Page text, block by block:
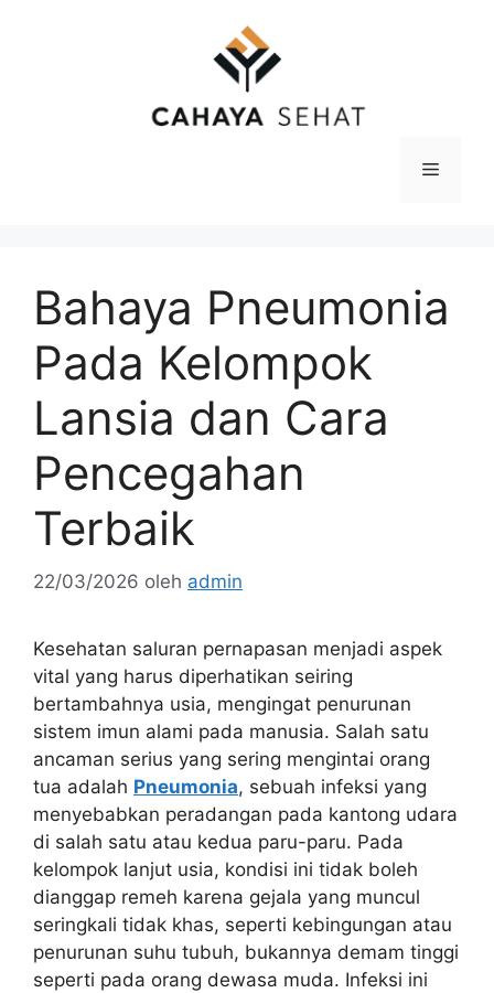
Menu
Bahaya Pneumonia
Pada Kelompok
Lansia dan Cara
Pencegahan
Terbaik
22/03/2026 oleh admin
Kesehatan saluran pernapasan menjadi aspek
vital yang harus diperhatikan seiring
bertambahnya usia, mengingat penurunan
sistem imun alami pada manusia. Salah satu
ancaman serius yang sering mengintai orang
tua adalah Pneumonia, sebuah infeksi yang
menyebabkan peradangan pada kantong udara
di salah satu atau kedua paru-paru. Pada
kelompok lanjut usia, kondisi ini tidak boleh
dianggap remeh karena gejala yang muncul
seringkali tidak khas, seperti kebingungan atau
penurunan suhu tubuh, bukannya demam tinggi
seperti pada orang dewasa muda. Infeksi ini